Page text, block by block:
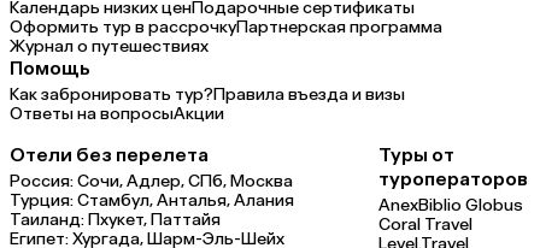
Календарь низких ценПодарочные сертификаты
Оформить тур в рассрочкуПартнерская программа
Журнал о путешествиях
Помощь
Как забронировать тур?Правила въезда и визы
Ответы на вопросыАкции
Отели без перелета
Россия:Сочи,Адлер,СПб,Москва
Турция:Стамбул,Анталья,Алания
Таиланд:Пхукет,Паттайя
Египет:Хургада,Шарм-Эль-Шейх
Туры от
туроператоров
AnexBiblio Globus
Coral Travel